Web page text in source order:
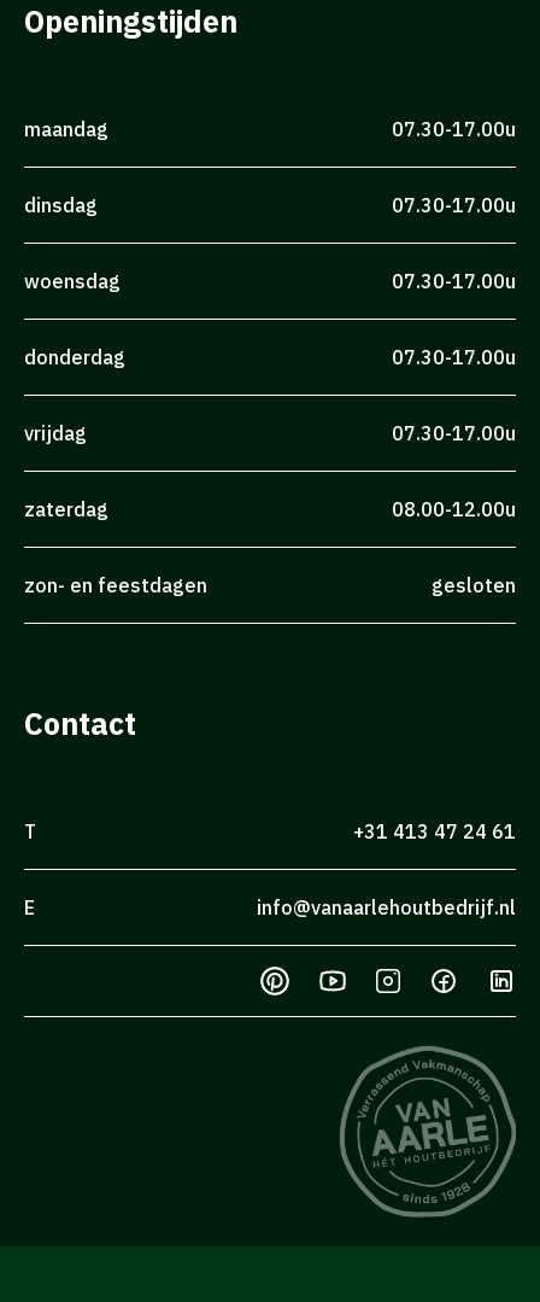
Openingstijden
maandag 07.30-17.00u
dinsdag 07.30-17.00u
woensdag 07.30-17.00u
donderdag 07.30-17.00u
vrijdag 07.30-17.00u
zaterdag 08.00-12.00u
zon- en feestdagen gesloten
Contact
T +31 413 47 24 61
E info@vanaarlehoutbedrijf.nl